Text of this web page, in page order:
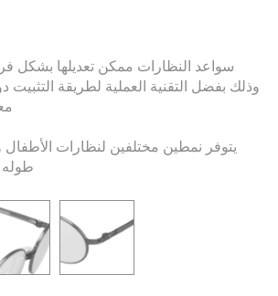
% صناعة سويسرية 100
نبذه عن
اخر
سواعد النظارات ممكن تعديلها بشكل
وذلك بفضل التقنية العملية لطريقة
يتوفر نمطين مختلفين لنظارات